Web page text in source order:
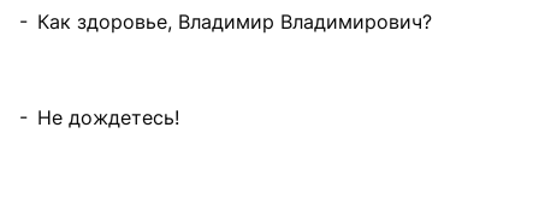
- Как здоровье, Владимир Владимирович?
- Не дождетесь!